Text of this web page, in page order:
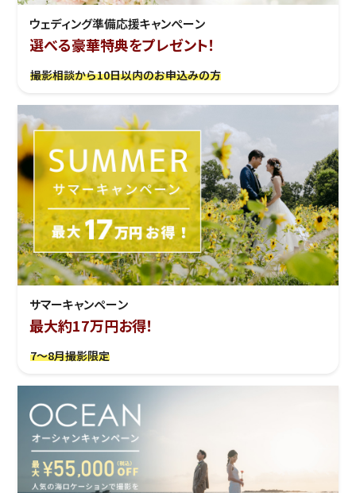
ウェディング準備応援キャンぺーン
選べる豪華特典をプレゼント！
撮影相談から10日以内のお申込みの方
サマーキャンペーン
最大約17万円お得！
7～8月撮影限定